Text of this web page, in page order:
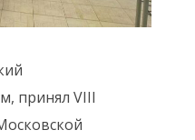
принял VIII